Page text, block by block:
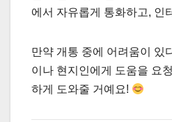
에서 자유롭게 통화하고, 인
만약 개통 중에 어려움이 있
이나 현지인에게 도움을 요
하게 도와줄 거예요!